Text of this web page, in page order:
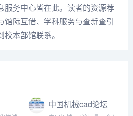
服务中心皆在此。读者的资源荐
馆际互借、学科服务与查新查引
本部馆联系。
中国机械cad论坛